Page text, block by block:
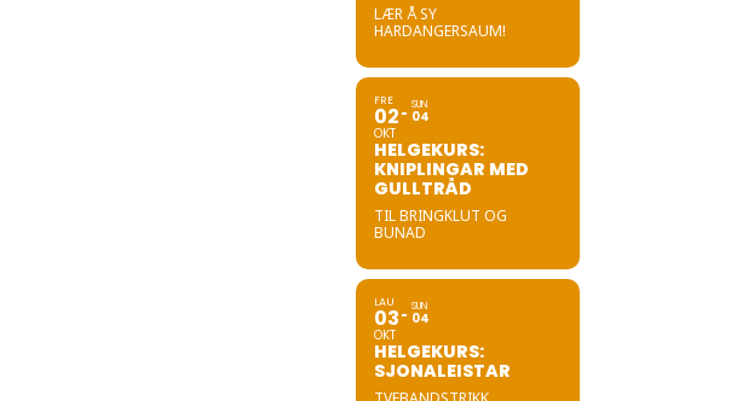
LÆR Å SY
HARDANGERSAUM!
FRE
02
OKT
SUN
04
HELGEKURS:
KNIPLINGAR MED
GULLTRÅD
TIL BRINGKLUT OG
BUNAD
LAU
03
OKT
SUN
04
HELGEKURS:
SJONALEISTAR